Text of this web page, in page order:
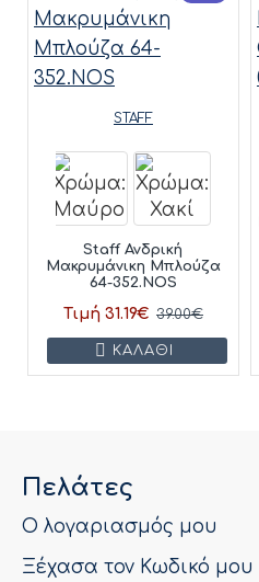
STAFF
Staff Ανδρική
Μακρυμάνικη Μπλούζα
64-352.NOS
Τιμή 31.19€ 39.00€
ΚΑΛΆΘΙ
Πελάτες
Ο λογαριασμός μου
Ξέχασα τον Κωδικό μου